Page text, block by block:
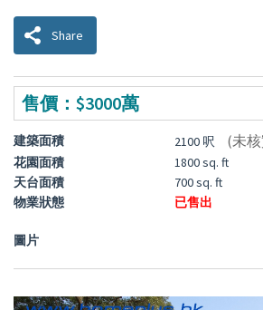
Share
售價：$3000萬
建築面積 2100 呎 (未
花園面積
1800 sq. ft
天台面積
700 sq. ft
物業狀態
已售出
圖片